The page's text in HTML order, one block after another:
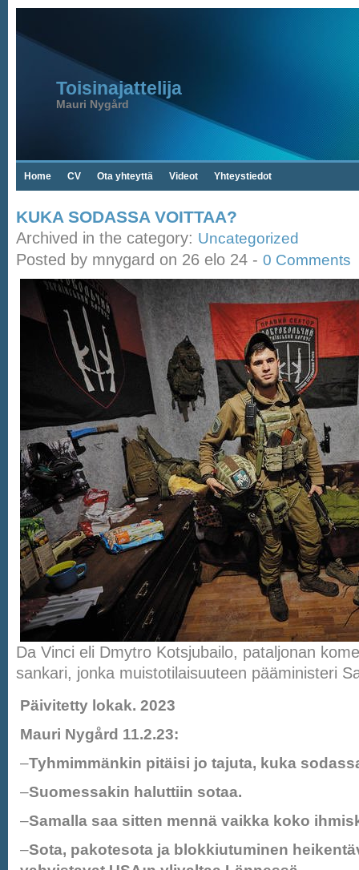
Toisinajattelija
Mauri Nygård
Home CV Ota yhteyttä Videot Yhteystiedot
KUKA SODASSA VOITTAA?
Archived in the category: Uncategorized
Posted by mnygard on 26 elo 24 - 0 Comments
Da Vinci eli Dmytro Kotsjubailo, pataljonan
sankari, jonka muistotilaisuuteen pääministeri
Päivitetty lokak. 2023
Mauri Nygård 11.2.23:
–Tyhmimmänkin pitäisi jo tajuta, kuka
–Suomessakin haluttiin sotaa.
–Samalla saa sitten mennä vaikka koko
–Sota, pakotesota ja blokkiutuminen